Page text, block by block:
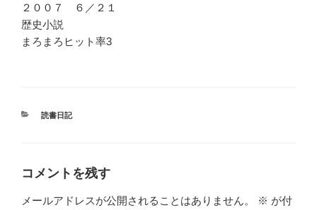
２００７ ６／２１
歴史小説
まろまろヒット率3
カ
読書日記
コメントを残す
メールアドレスが公開されることはありません。 ※ が付